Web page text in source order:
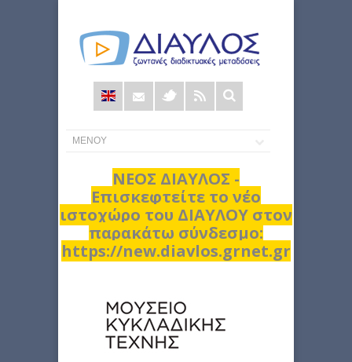
Φόρμα
αναζήτησης
ΝΕΟΣ ΔΙΑΥΛΟΣ -
Επισκεφτείτε το νέο
ιστοχώρο του ΔΙΑΥΛΟΥ στον
παρακάτω σύνδεσμο:
https://new.diavlos.grnet.gr